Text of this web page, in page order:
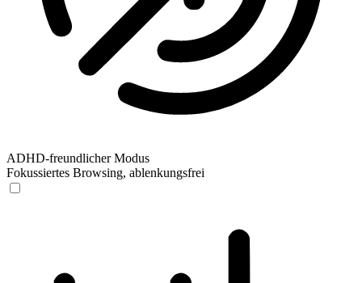
ADHD-freundlicher Modus
Fokussiertes Browsing, ablenkungsfrei